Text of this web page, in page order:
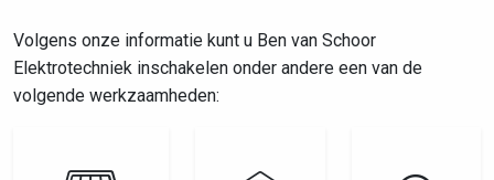
Volgens onze informatie kunt u Ben van Schoor
Elektrotechniek inschakelen onder andere een van de
volgende werkzaamheden: